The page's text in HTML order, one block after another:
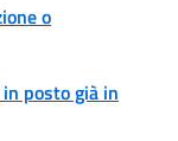
o
posto già in